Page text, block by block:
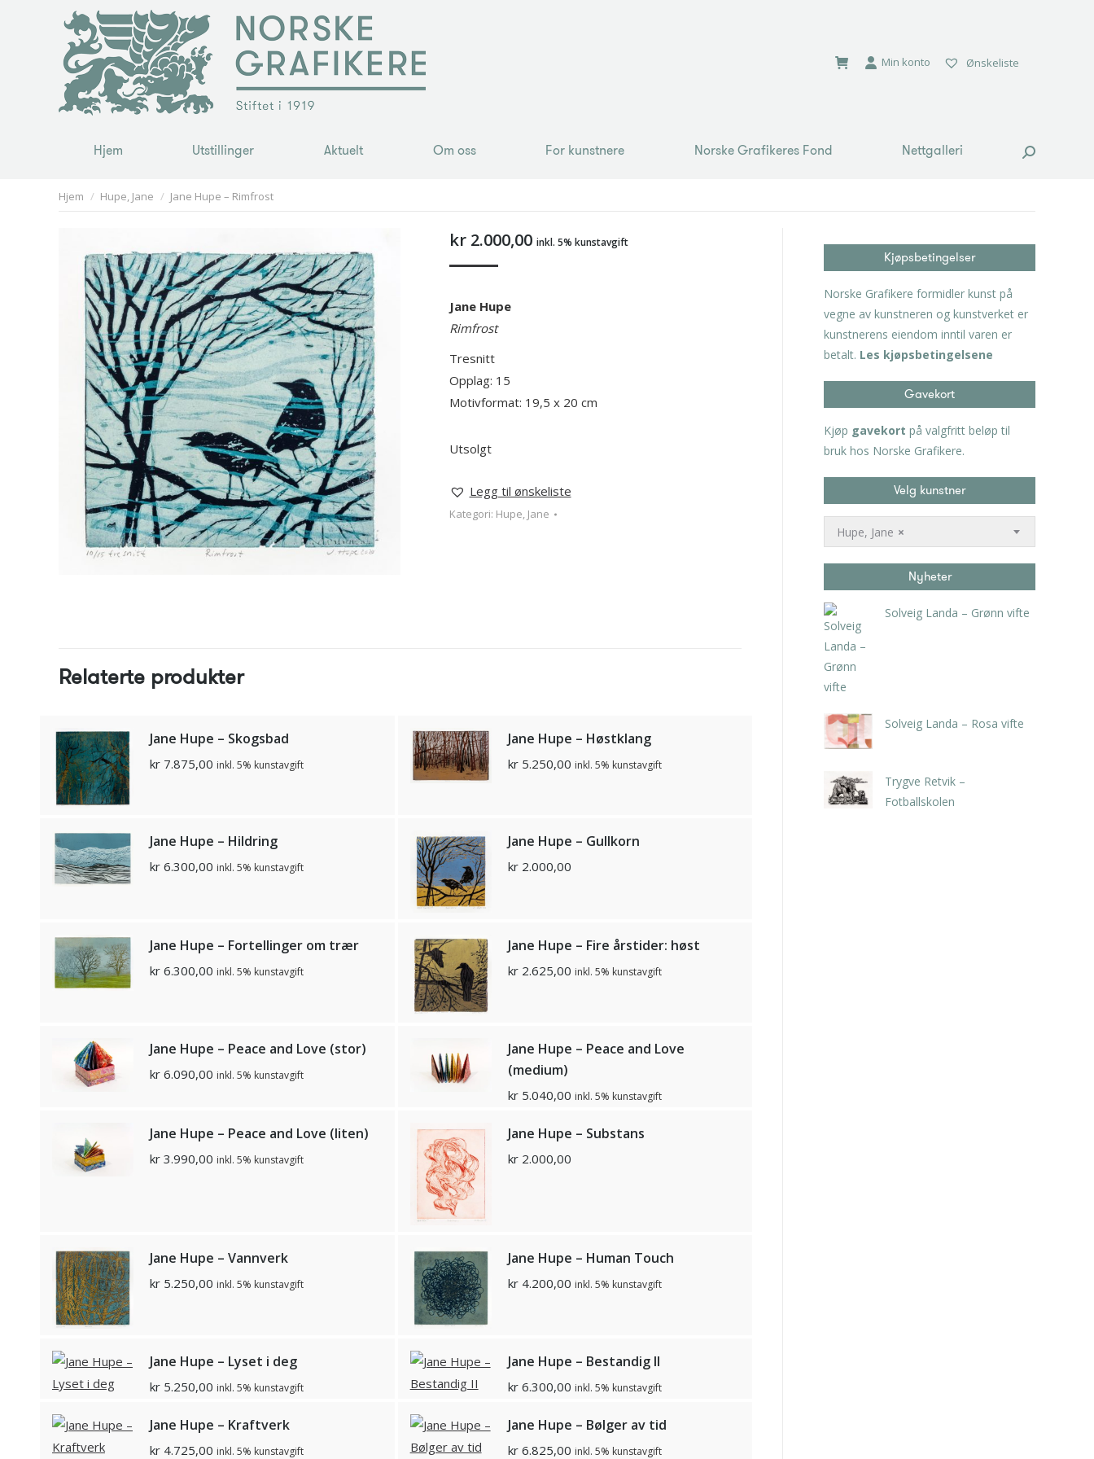
Min konto Ønskeliste
Hjem Utstillinger Aktuelt Om oss For kunstnere Norske Grafikeres Fond Nettgalleri Search:
You are here:
Hjem Hupe, Jane Jane Hupe – Rimfrost
kr2.000,00 inkl. 5% kunstavgift
Jane Hupe
Rimfrost
Tresnitt
Opplag: 15
Motivformat: 19,5 x 20 cm
Utsolgt
Legg til ønskeliste
Kategori: Hupe, Jane
Relaterte produkter
Jane Hupe – Skogsbad
kr 7.875,00 inkl. 5% kunstavgift
Jane Hupe – Høstklang
kr5.250,00 inkl. 5% kunstavgift
Jane Hupe – Hildring
kr 6.300,00 inkl. 5% kunstavgift
Jane Hupe – Gullkorn
kr2.000,00
Jane Hupe – Fortellinger om trær
kr 6.300,00 inkl. 5% kunstavgift
Jane Hupe – Fire årstider: høst
kr2.625,00 inkl. 5% kunstavgift
Jane Hupe – Peace and Love (stor)
kr 6.090,00 inkl. 5% kunstavgift
Jane Hupe – Peace and Love
(medium)
kr5.040,00 inkl. 5% kunstavgift
Jane Hupe – Peace and Love (liten)
kr 3.990,00 inkl. 5% kunstavgift
Jane Hupe – Substans
kr2.000,00
Jane Hupe – Vannverk
kr 5.250,00 inkl. 5% kunstavgift
Jane Hupe – Human Touch
kr4.200,00 inkl. 5% kunstavgift
Jane Hupe – Lyset i deg
kr 5.250,00 inkl. 5% kunstavgift
Jane Hupe – Bestandig II
kr6.300,00 inkl. 5% kunstavgift
Jane Hupe – Kraftverk
kr 4.725,00 inkl. 5% kunstavgift
Jane Hupe – Bølger av tid
kr6.825,00 inkl. 5% kunstavgift
Kjøpsbetingelser
Norske Grafikere formidler kunst på
vegne av kunstneren og kunstverket er
kunstnerens eiendom inntil varen er
betalt. Les kjøpsbetingelsene
Gavekort
Kjøp gavekort på valgfritt beløp til
bruk hos Norske Grafikere.
Velg kunstner
×
Hupe, Jane
Nyheter
Solveig Landa – Grønn vifte
Solveig Landa – Rosa vifte
Trygve Retvik –
Fotballskolen
Hjem Utstillinger Aktuelt